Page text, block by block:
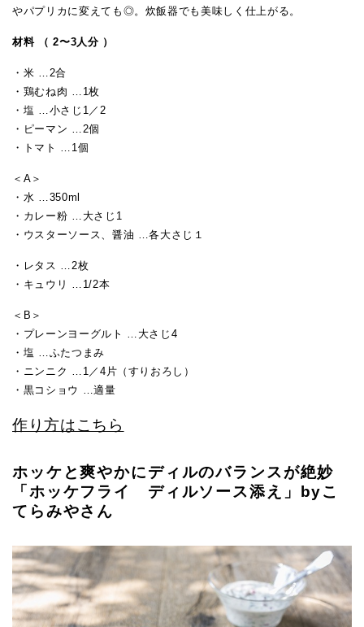
やパプリカに変えても◎。炊飯器でも美味しく仕上がる。
材料 （ 2〜3人分 ）
・米 …2合
・鶏むね肉 …1枚
・塩 …小さじ1／2
・ピーマン …2個
・トマト …1個
＜A＞
・水 …350ml
・カレー粉 …大さじ1
・ウスターソース、醤油 …各大さじ１
・レタス …2枚
・キュウリ …1/2本
＜B＞
・プレーンヨーグルト …大さじ4
・塩 …ふたつまみ
・ニンニク …1／4片（すりおろし）
・黒コショウ …適量
作り方はこちら
ホッケと爽やかにディルのバランスが絶妙
「ホッケフライ ディルソース添え」byこ
てらみやさん